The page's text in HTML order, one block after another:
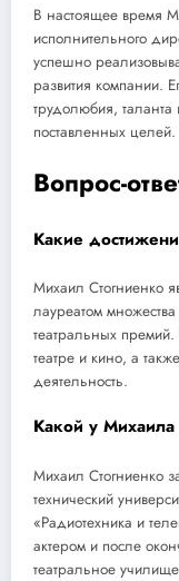
В настоящее время
исполнительного
успешно
развития компании.
трудолюбия, таланта
поставленных целей.
Вопрос-
Какие
Михаил Стогниенко
лауреатом
театральных
театре и кино, а
деятельность.
Какой у Михаила
Михаил Стогниенко
технический
«Радиотехника и
актером и после
театральное